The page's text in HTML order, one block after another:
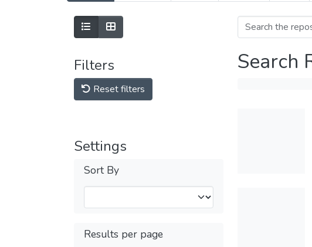
Filters
Reset filters
Settings
Sort By
Results per page
Search